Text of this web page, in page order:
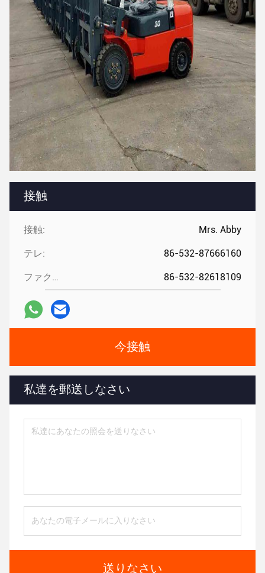
接触
接触: Mrs. Abby
テレ: 86-532-87666160
ファクシミリ: 86-532-82618109
今接触
私達を郵送しなさい
送りなさい